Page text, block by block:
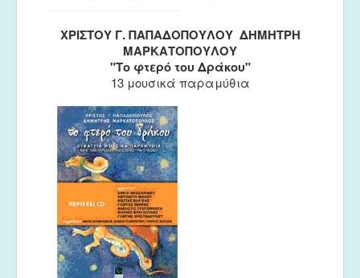
ΧΡΙΣΤΟΥ Γ. ΠΑΠΑΔΟΠΟΥΛΟΥ  ΔΗΜΗΤΡΗ
ΜΑΡΚΑΤΟΠΟΥΛΟΥ
"Το φτερό του Δράκου"
13 μουσικά παραμύθια